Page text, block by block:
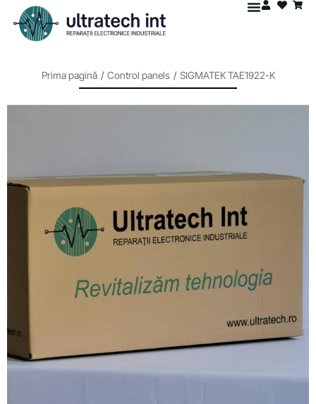
Prima pagină / Control panels / SIGMATEK TAE1922-K